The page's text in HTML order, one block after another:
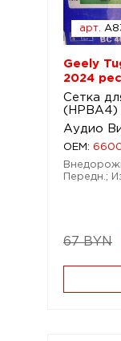
арт.
Geely
2024
Сетка
(HPBA4)
Аудио
OEM:
Передн.;
67 BYN